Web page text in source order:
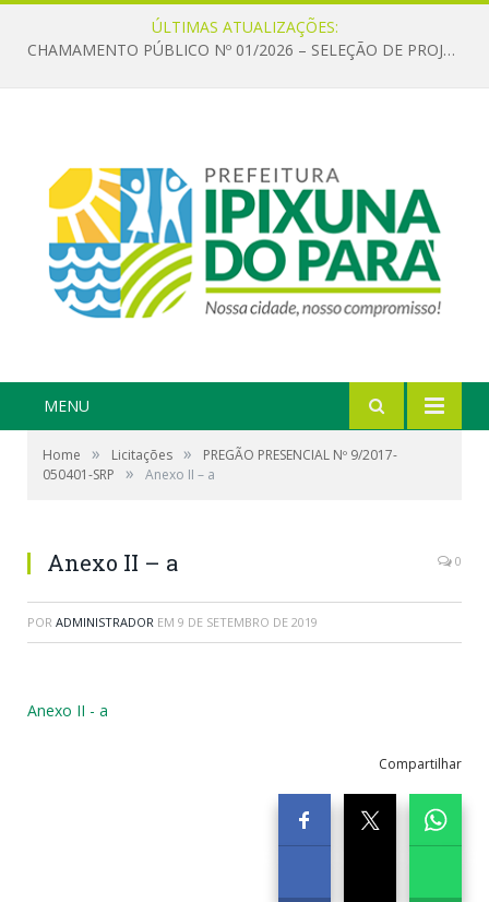
ÚLTIMAS ATUALIZAÇÕES:
CHAMAMENTO PÚBLICO Nº 01/2026 – SELEÇÃO DE PROJETOS PARA FIRMAR TERMO DE EXECUÇÃO CULTURAL COM RECURSOS DA POLÍTICA NACIONAL ALDIR BLANC DE FOMENTO À CULTURA – PNAB (LEI Nº 14.399/2022)
MENU
Home » Licitações »
PREGÃO PRESENCIAL Nº 9/2017-
050401-SRP
» Anexo II – a
Anexo II – a 0
POR ADMINISTRADOR EM 9 DE SETEMBRO DE 2019
Anexo II - a
Compartilhar